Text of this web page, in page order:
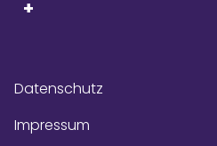
+
Datenschutz
Impressum